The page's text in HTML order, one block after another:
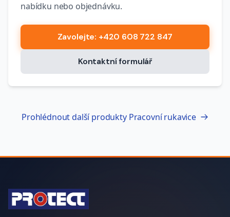
nabídku nebo objednávku.
Zavolejte: +420 608 722 847
Kontaktní formulář
Prohlédnout další produkty Pracovní rukavice